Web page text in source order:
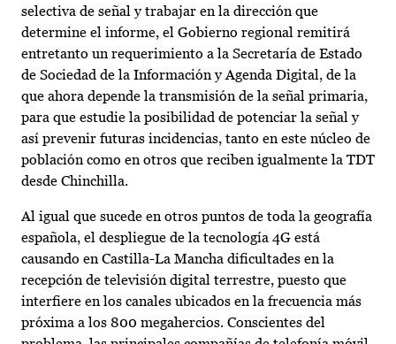
selectiva de señal y trabajar en la dirección que
determine el informe, el Gobierno regional remitirá
entretanto un requerimiento a la Secretaría de Estado
de Sociedad de la Información y Agenda Digital, de la
que ahora depende la transmisión de la señal primaria,
para que estudie la posibilidad de potenciar la señal y
así prevenir futuras incidencias, tanto en este núcleo de
población como en otros que reciben igualmente la TDT
desde Chinchilla.
Al igual que sucede en otros puntos de toda la geografía
española, el despliegue de la tecnología 4G está
causando en Castilla-La Mancha dificultades en la
recepción de televisión digital terrestre, puesto que
interfiere en los canales ubicados en la frecuencia más
próxima a los 800 megahercios. Conscientes del